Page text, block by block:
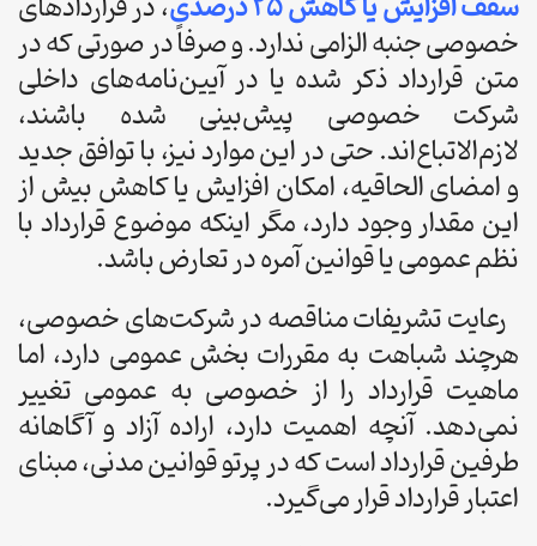
خصوصی جنبه الزامی ندارد. و صرفاً در صورتی که در
متن قرارداد ذکر شده یا در آیین‌نامه‌های داخلی
شرکت خصوصی پیش‌بینی شده باشند،
لازم‌الاتباع‌اند. حتی در این موارد نیز، با توافق جدید
و امضای الحاقیه، امکان افزایش یا کاهش بیش از
این مقدار وجود دارد، مگر اینکه موضوع قرارداد با
نظم عمومی یا قوانین آمره در تعارض باشد.
رعایت تشریفات مناقصه در شرکت‌های خصوصی،
هرچند شباهت به مقررات بخش عمومی دارد، اما
ماهیت قرارداد را از خصوصی به عمومی تغییر
نمی‌دهد. آنچه اهمیت دارد، اراده آزاد و آگاهانه
طرفین قرارداد است که در پرتو قوانین مدنی، مبنای
اعتبار قرارداد قرار می‌گیرد.